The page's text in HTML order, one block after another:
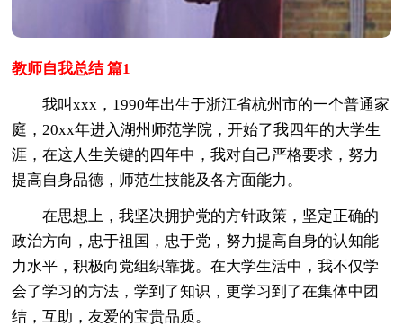
教师自我总结 篇1
我叫xxx，1990年出生于浙江省杭州市的一个普通家
庭，20xx年进入湖州师范学院，开始了我四年的大学生
涯，在这人生关键的四年中，我对自己严格要求，努力
提高自身品德，师范生技能及各方面能力。
在思想上，我坚决拥护党的方针政策，坚定正确的
政治方向，忠于祖国，忠于党，努力提高自身的认知能
力水平，积极向党组织靠拢。在大学生活中，我不仅学
会了学习的方法，学到了知识，更学习到了在集体中团
结，互助，友爱的宝贵品质。